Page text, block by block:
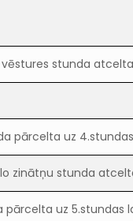
vēstures stunda atcelta
pārcelta uz
zinātņu stunda
uz 5.stundas